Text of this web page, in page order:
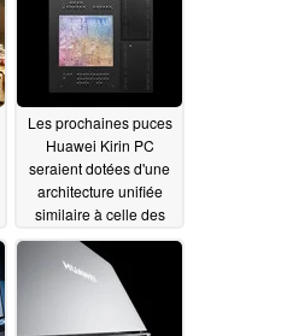
Les prochaines puces
Huawei Kirin PC
seraient dotées d'une
architecture unifiée
similaire à celle des
SoC de la série M de
Apple 08/04/2024